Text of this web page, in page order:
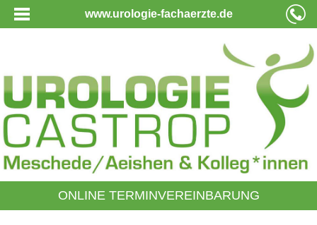
www.urologie-fachaerzte.de
ONLINE TERMINVEREINBARUNG